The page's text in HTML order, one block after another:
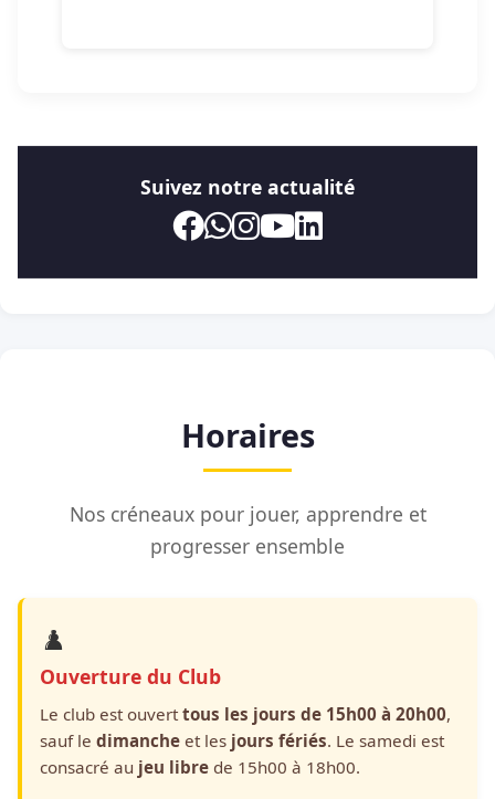
Suivez notre actualité
Horaires
Nos créneaux pour jouer, apprendre et
progresser ensemble
♟️
Ouverture du Club
Le club est ouvert tous les jours de 15h00 à 20h00,
sauf le dimanche et les jours fériés. Le samedi est
consacré au jeu libre de 15h00 à 18h00.